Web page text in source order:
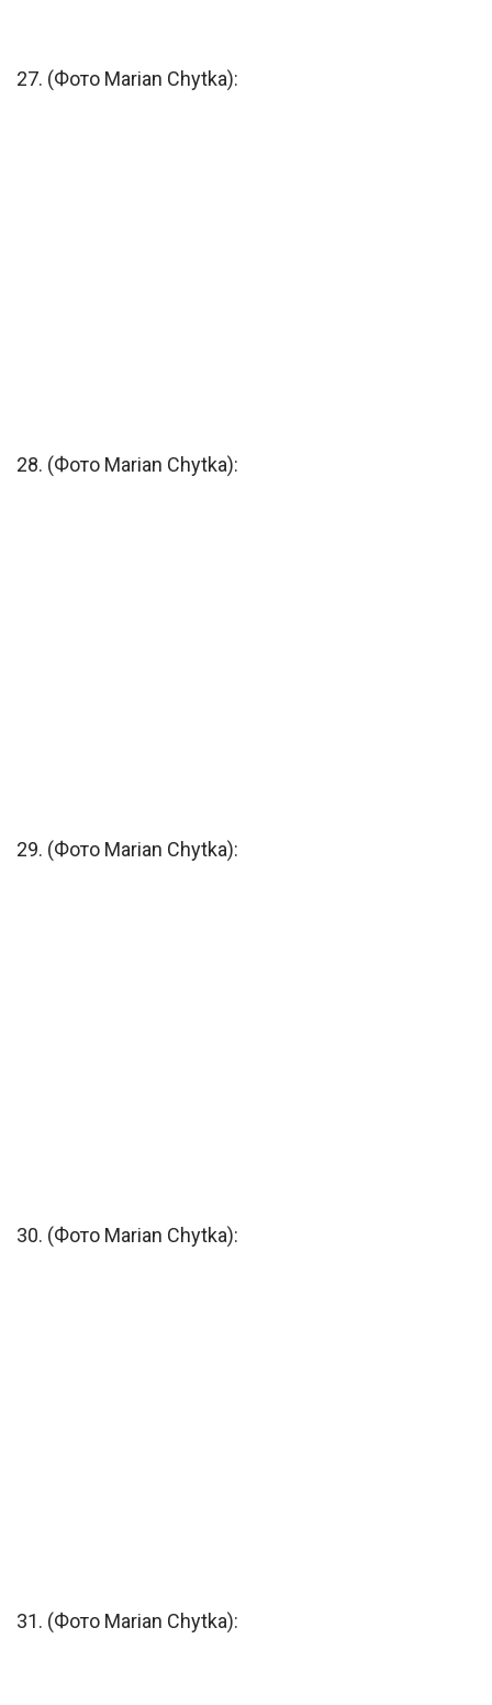
27. (Фото Marian Chytka):
28. (Фото Marian Chytka):
29. (Фото Marian Chytka):
30. (Фото Marian Chytka):
31. (Фото Marian Chytka):